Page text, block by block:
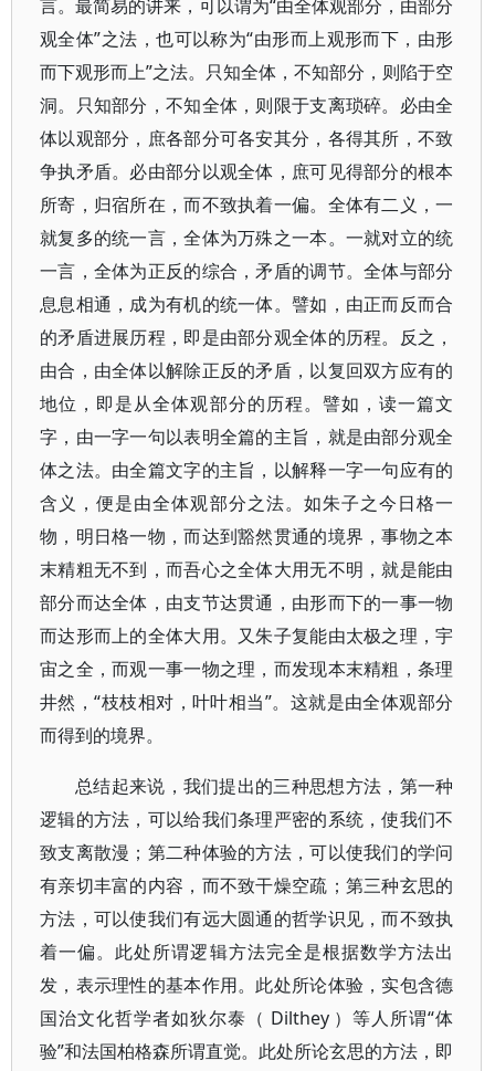
言。最简易的讲来，可以谓为“由全体观部分，由部分
观全体”之法，也可以称为“由形而上观形而下，由形
而下观形而上”之法。只知全体，不知部分，则陷于空
洞。只知部分，不知全体，则限于支离琐碎。必由全
体以观部分，庶各部分可各安其分，各得其所，不致
争执矛盾。必由部分以观全体，庶可见得部分的根本
所寄，归宿所在，而不致执着一偏。全体有二义，一
就复多的统一言，全体为万殊之一本。一就对立的统
一言，全体为正反的综合，矛盾的调节。全体与部分
息息相通，成为有机的统一体。譬如，由正而反而合
的矛盾进展历程，即是由部分观全体的历程。反之，
由合，由全体以解除正反的矛盾，以复回双方应有的
地位，即是从全体观部分的历程。譬如，读一篇文
字，由一字一句以表明全篇的主旨，就是由部分观全
体之法。由全篇文字的主旨，以解释一字一句应有的
含义，便是由全体观部分之法。如朱子之今日格一
物，明日格一物，而达到豁然贯通的境界，事物之本
末精粗无不到，而吾心之全体大用无不明，就是能由
部分而达全体，由支节达贯通，由形而下的一事一物
而达形而上的全体大用。又朱子复能由太极之理，宇
宙之全，而观一事一物之理，而发现本末精粗，条理
井然，“枝枝相对，叶叶相当”。这就是由全体观部分
而得到的境界。
总结起来说，我们提出的三种思想方法，第一种
逻辑的方法，可以给我们条理严密的系统，使我们不
致支离散漫；第二种体验的方法，可以使我们的学问
有亲切丰富的内容，而不致干燥空疏；第三种玄思的
方法，可以使我们有远大圆通的哲学识见，而不致执
着一偏。此处所谓逻辑方法完全是根据数学方法出
发，表示理性的基本作用。此处所论体验，实包含德
国治文化哲学者如狄尔泰（ Dilthey ）等人所谓“体
验”和法国柏格森所谓直觉。此处所论玄思的方法，即